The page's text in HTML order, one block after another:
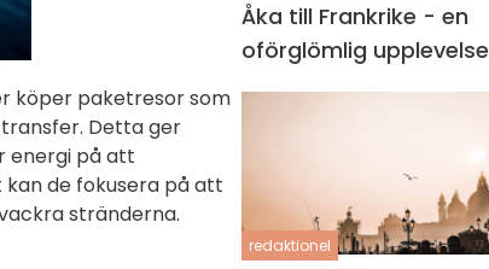
köper paketresor som
Detta ger
energi på att
de fokusera på att
stränderna.
Åka till Frankrike - en
oförglömlig upplevelse
redaktionel